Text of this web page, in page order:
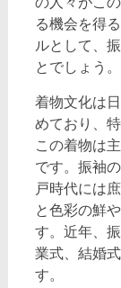
る機会を得
ルとして、
とでしょう。
着物文化は
めており、
この着物は
です。振袖
戸時代には
と色彩の鮮
す。近年、
業式、結婚
す。